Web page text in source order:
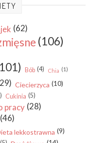
(62)
(106)
Bób (4) Chia (1)
Ciecierzyca (10)
Cukinia (5)
pracy (28)
(46)
lekkostrawna (9)